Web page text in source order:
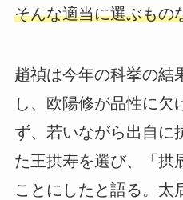
そんな適当に選ぶもの
趙禎は今年の科挙の結
し、欧陽修が品性に欠
ず、若いながら出自に
た王拱寿を選び、「拱
ことにしたと語る。太